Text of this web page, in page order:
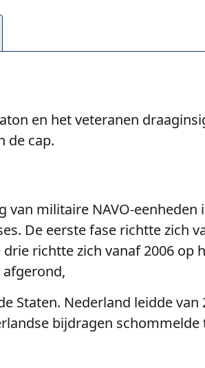
en het veteranen
de cap.
militaire NAVO-eenheden
De eerste fase richtte zich
richtte zich vanaf 2006 op
afgerond,
Staten. Nederland leidde van
bijdragen schommelde